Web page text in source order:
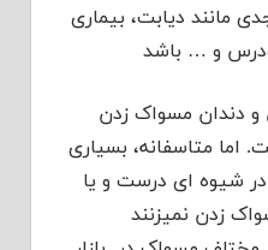
دیابت، بیماری
و … باشد
و دندان مسواک زدن
اما متاسفانه، بسیاری
در شیوه ای درست و یا
زدن نمیزنند